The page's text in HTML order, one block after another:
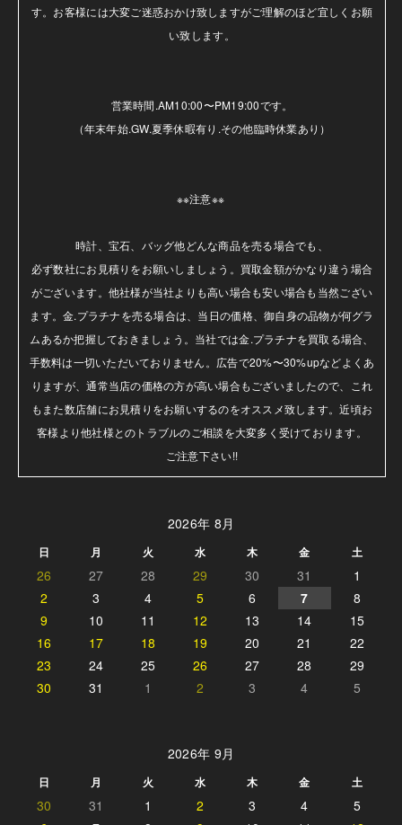
す。お客様には大変ご迷惑おかけ致しますがご理解のほど宜しくお願
い致します。
営業時間.AM10:00〜PM19:00です。
（年末年始.GW.夏季休暇有り.その他臨時休業あり）
※※注意※※
時計、宝石、バッグ他どんな商品を売る場合でも、
必ず数社にお見積りをお願いしましょう。買取金額がかなり違う場合
がございます。他社様が当社よりも高い場合も安い場合も当然ござい
ます。金.プラチナを売る場合は、当日の価格、御自身の品物が何グラ
ムあるか把握しておきましょう。当社では金.プラチナを買取る場合、
手数料は一切いただいておりません。広告で20%〜30%upなどよくあ
りますが、通常当店の価格の方が高い場合もございましたので、これ
もまた数店舗にお見積りをお願いするのをオススメ致します。近頃お
客様より他社様とのトラブルのご相談を大変多く受けております。
ご注意下さい!!
2026年 8月
日 月 火 水 木 金 土
26 27 28 29 30 31
1
2
3 4 5 6 7
8
9
10 11 12 13 14
15
16
17 18 19 20 21
22
23
24 25 26 27 28
29
30
31 1 2 3 4 5
2026年 9月
日 月 火 水 木 金 土
30 31 1 2 3 4
5